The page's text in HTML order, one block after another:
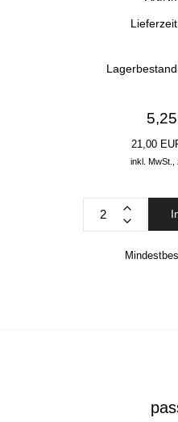
21,00
inkl. MwSt.,